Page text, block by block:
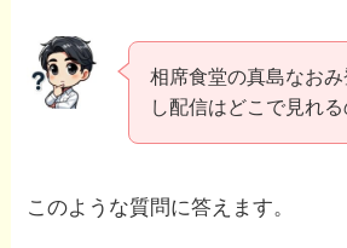
相席食堂の真島なお
し配信はどこで見れる
このような質問に答えます。